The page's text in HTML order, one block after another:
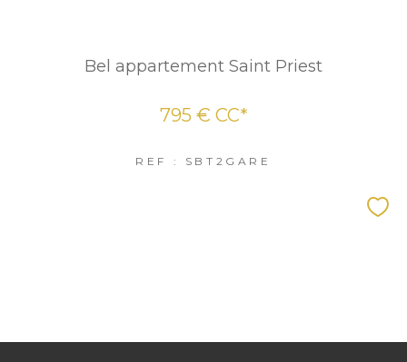
Bel appartement Saint Priest
795 € CC*
REF : SBT2GARE